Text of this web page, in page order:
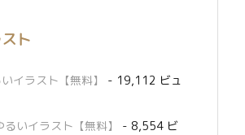
ト
イラスト【無料】
- 19,112 ビュ
いイラスト【無料】
- 8,554 ビ